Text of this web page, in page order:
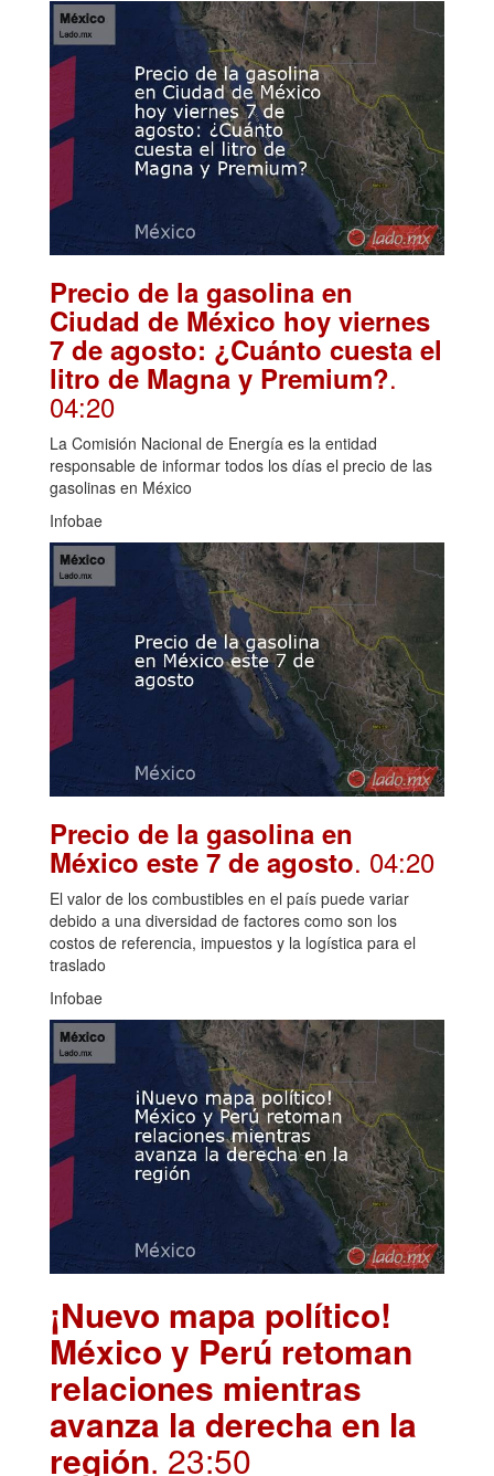
Precio de la gasolina en
Ciudad de México hoy viernes
7 de agosto: ¿Cuánto cuesta el
litro de Magna y Premium?.
04:20
La Comisión Nacional de Energía es la entidad
responsable de informar todos los días el precio de las
gasolinas en México
Infobae
Precio de la gasolina en
México este 7 de agosto. 04:20
El valor de los combustibles en el país puede variar
debido a una diversidad de factores como son los
costos de referencia, impuestos y la logística para el
traslado
Infobae
¡Nuevo mapa político!
México y Perú retoman
relaciones mientras
avanza la derecha en la
región. 23:50